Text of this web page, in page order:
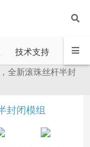
技术支持 联系
全新滚珠丝杆半封